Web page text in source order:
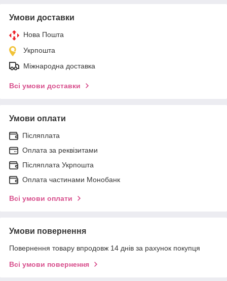
Умови доставки
Нова Пошта
Укрпошта
Міжнародна доставка
Всі умови доставки
Умови оплати
Післяплата
Оплата за реквізитами
Післяплата Укрпошта
Оплата частинами Монобанк
Всі умови оплати
Умови повернення
Повернення товару впродовж 14 днів за рахунок покупця
Всі умови повернення